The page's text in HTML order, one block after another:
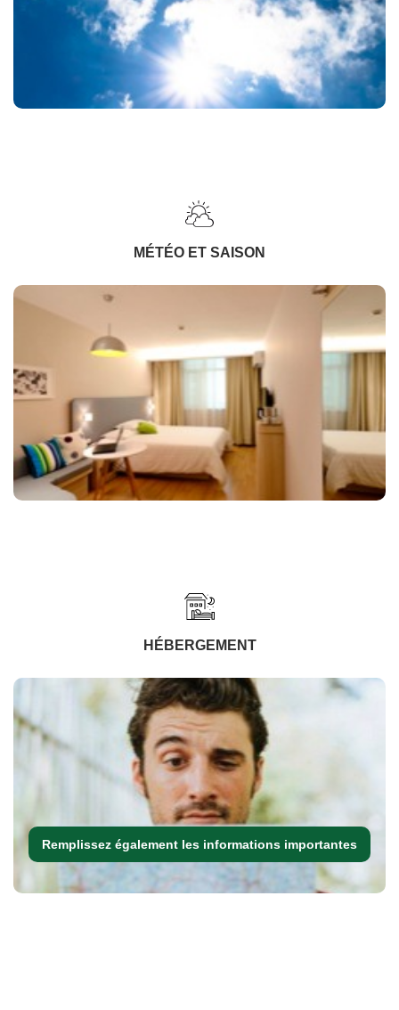
MÉTÉO ET SAISON
HÉBERGEMENT
Remplissez également les informations importantes